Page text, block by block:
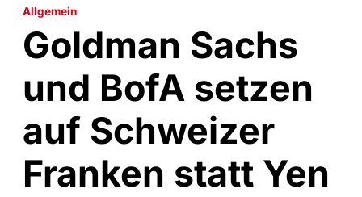
Allgemein
Goldman Sachs
und BofA setzen
auf Schweizer
Franken statt Yen